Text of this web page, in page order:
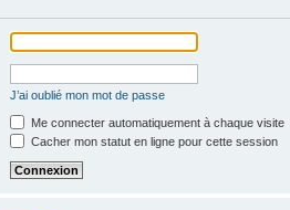
J’ai oublié mon mot de passe
Me connecter automatiquement à chaque visite
Cacher mon statut en ligne pour cette session